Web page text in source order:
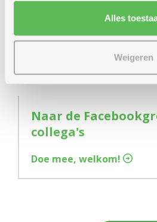
Alles
Weigeren
Naar de
collega's
Doe mee, welkom!